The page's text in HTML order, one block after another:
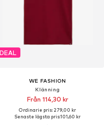
DEAL
WE FASHION
Klänning
Från 114,30 kr
Ordinarie pris: 279,00 kr
Senaste lägsta pris:101,60 kr